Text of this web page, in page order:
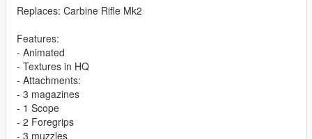
Replaces: Carbine Rifle Mk2
Features:
- Animated
- Textures in HQ
- Attachments:
- 3 magazines
- 1 Scope
- 2 Foregrips
- 3 muzzles